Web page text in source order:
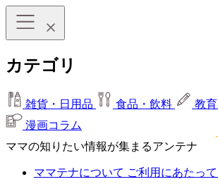
カテゴリ
雑貨・日用品 食品・飲料 教育
漫画コラム
ママの知りたい情報が集まるアンテナ
ママテナについて ご利用にあたって